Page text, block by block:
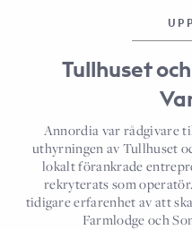
Tullhuset
Annordia var rådgivare
uthyrningen av Tullhuset
lokalt förankrade
rekryterats som
tidigare erfarenhet av att
Farmlodge och